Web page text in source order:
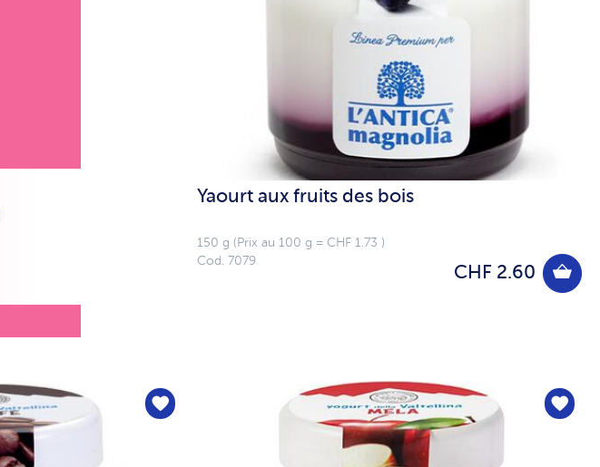
Yaourt aux fruits des bois
150 g (Prix au 100 g = CHF 1.73 )
CHF 2.60
Cod. 7079